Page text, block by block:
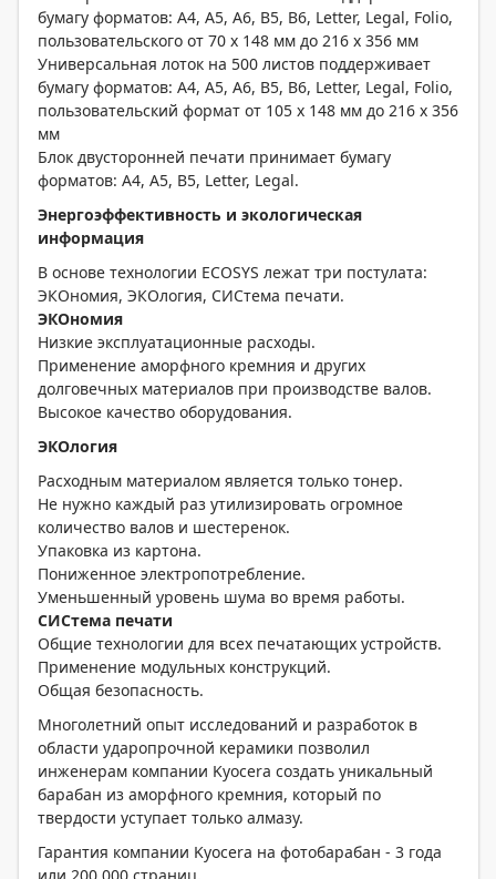
бумагу форматов: A4, A5, A6, B5, B6, Letter, Legal, Folio,
пользовательского от 70 x 148 мм до 216 x 356 мм
Универсальная лоток на 500 листов поддерживает
бумагу форматов: A4, A5, A6, B5, B6, Letter, Legal, Folio,
пользовательский формат от 105 x 148 мм до 216 x 356
мм
Блок двусторонней печати принимает бумагу
форматов: A4, A5, B5, Letter, Legal.
Энергоэффективность и экологическая
информация
В основе технологии ECOSYS лежат три постулата:
ЭКОномия, ЭКОлогия, СИСтема печати.
ЭКОномия
Низкие эксплуатационные расходы.
Применение аморфного кремния и других
долговечных материалов при производстве валов.
Высокое качество оборудования.
ЭКОлогия
Расходным материалом является только тонер.
Не нужно каждый раз утилизировать огромное
количество валов и шестеренок.
Упаковка из картона.
Пониженное электропотребление.
Уменьшенный уровень шума во время работы.
СИСтема печати
Общие технологии для всех печатающих устройств.
Применение модульных конструкций.
Общая безопасность.
Многолетний опыт исследований и разработок в
области ударопрочной керамики позволил
инженерам компании Kyocera создать уникальный
барабан из аморфного кремния, который по
твердости уступает только алмазу.
Гарантия компании Kyocera на фотобарабан - 3 года